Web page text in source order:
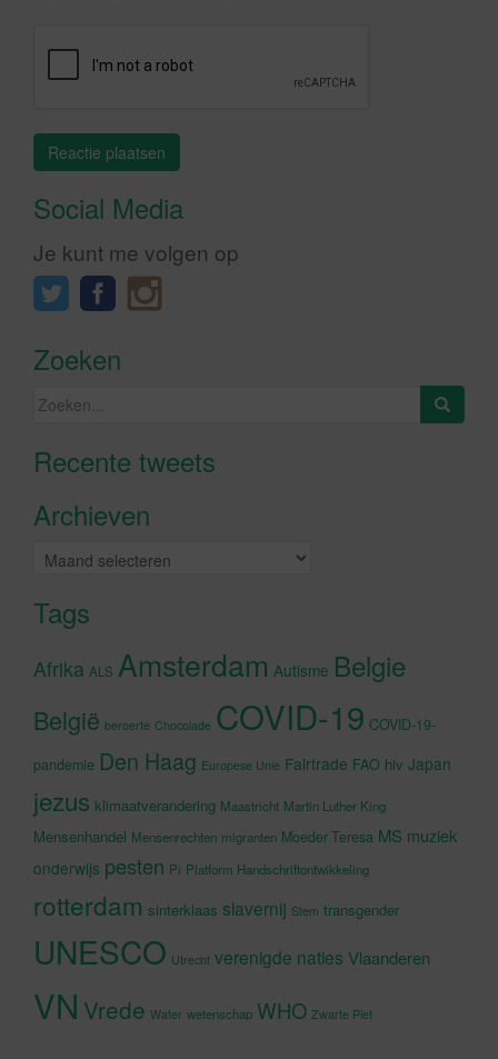
Social Media
Je kunt me volgen op
Zoeken
Zoeken
Recente tweetsKlik om marketing cookies te
Archieven
Archieven
Tags
Afrika ALS Amsterdam Autisme Belgie
België beroerte Chocolade COVID-19 COVID-19-
pandemie Den Haag Europese Unie Fairtrade FAO hiv Japan
jezus klimaatverandering Maastricht Martin Luther King
Mensenhandel Mensenrechten migranten Moeder Teresa MS muziek
onderwijs pesten Pi Platform Handschriftontwikkeling
rotterdam sinterklaas slavernij Stem transgender
UNESCO Utrecht verenigde naties Vlaanderen
VN Vrede Water wetenschap WHO Zwarte Piet